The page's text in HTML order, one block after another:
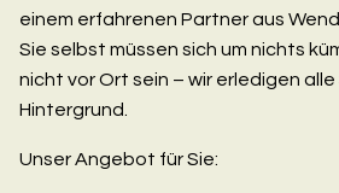
einem erfahrenen Partner aus
Sie selbst müssen sich um nichts
nicht vor Ort sein – wir erledigen
Hintergrund.
Unser Angebot für Sie: